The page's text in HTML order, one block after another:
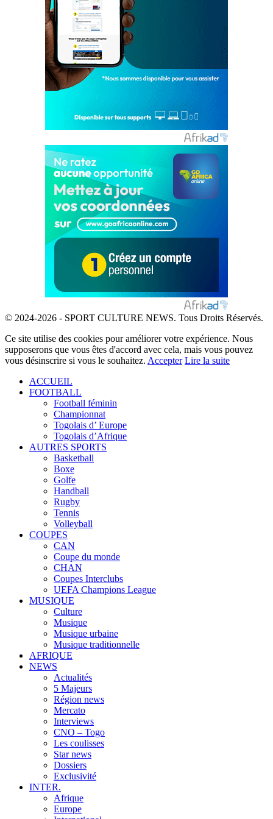
© 2024-2026 - SPORT CULTURE NEWS. Tous Droits Réservés.
Ce site utilise des cookies pour améliorer votre expérience. Nous
supposerons que vous êtes d'accord avec cela, mais vous pouvez
vous désinscrire si vous le souhaitez. Accepter Lire la suite
ACCUEIL
FOOTBALL
Football féminin
Championnat
Togolais d’ Europe
Togolais d’Afrique
AUTRES SPORTS
Basketball
Boxe
Golfe
Handball
Rugby
Tennis
Volleyball
COUPES
CAN
Coupe du monde
CHAN
Coupes Interclubs
UEFA Champions League
MUSIQUE
Culture
Musique
Musique urbaine
Musique traditionnelle
AFRIQUE
NEWS
Actualités
5 Majeurs
Région news
Mercato
Interviews
CNO – Togo
Les coulisses
Star news
Dossiers
Exclusivité
INTER.
Afrique
Europe